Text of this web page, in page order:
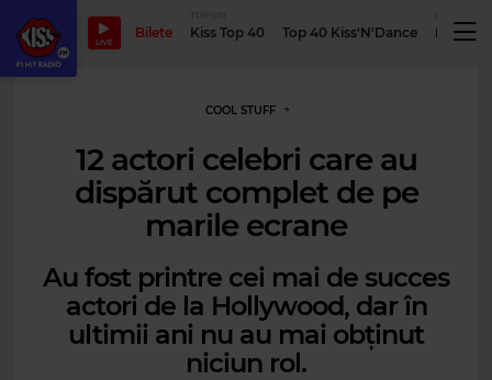
LIVE
Bilete Kiss Top 40 Top 40 Kiss'N'Dance
COOL STUFF
12 actori celebri care au
dispărut complet de pe
marile ecrane
Au fost printre cei mai de succes
actori de la Hollywood, dar în
ultimii ani nu au mai obținut
niciun rol.